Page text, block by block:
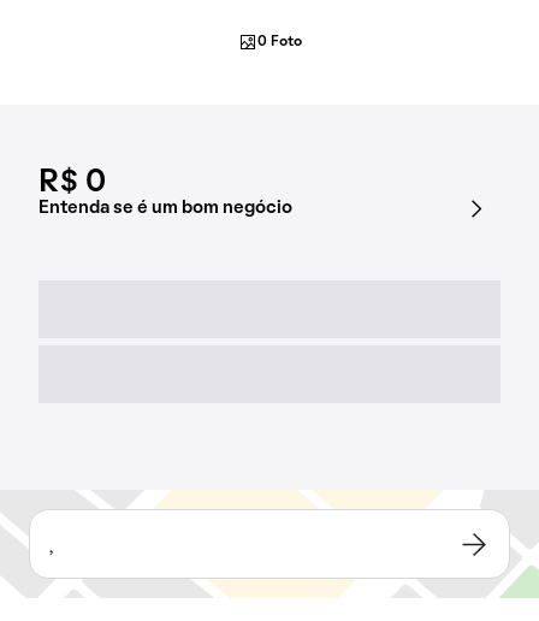
R$ 0
Entenda se é um bom negócio
0 Foto
,